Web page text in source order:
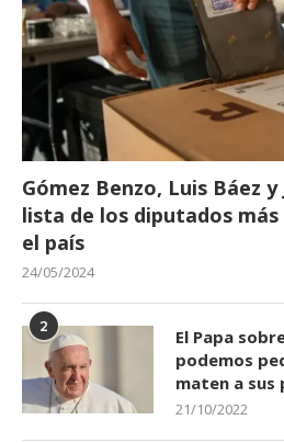
Gómez Benzo, Luis Báez
lista de los diputados
el país
24/05/2024
2
El Papa
podemos
maten a sus
21/10/2022